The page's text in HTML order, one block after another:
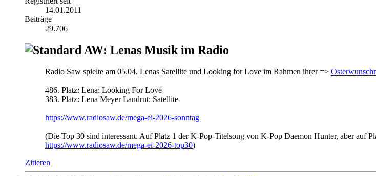
14.01.2011
Beiträge
29.706
AW: Lenas Musik im Radio
Radio Saw spielte am 05.04. Lenas Satellite und Looking for Love im Rahmen ihrer =>
486. Platz: Lena: Looking For Love
383. Platz: Lena Meyer Landrut: Satellite
https://www.radiosaw.de/mega-ei-2026-sonntag
(Die Top 30 sind interessant. Auf Platz 1 der K-Pop-Titelsong von K-Pop Daemon Hunter, aber auf
https://www.radiosaw.de/mega-ei-2026-top30)
Zitieren